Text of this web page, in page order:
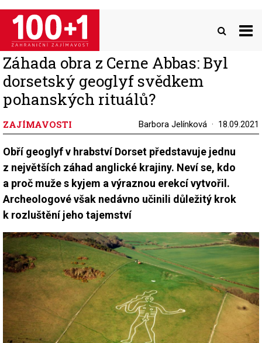
Přejít
hlavnímu
obsahu
Záhada obra z Cerne Abbas: Byl
dorsetský geoglyf svědkem
pohanských rituálů?
ZAJÍMAVOSTI Barbora Jelínková 18.09.2021
Obří geoglyf v hrabství Dorset představuje jednu
z největších záhad anglické krajiny. Neví se, kdo
a proč muže s kyjem a výraznou erekcí vytvořil.
Archeologové však nedávno učinili důležitý krok
k rozluštění jeho tajemství